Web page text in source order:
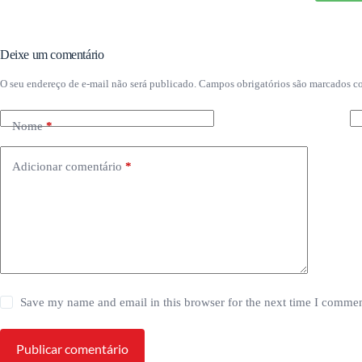
Deixe um comentário
O seu endereço de e-mail não será publicado. Campos obrigatórios são marcados
Nome*
Adicionar comentário *
Save my name and email in this browser for the next time I
Publicar comentário